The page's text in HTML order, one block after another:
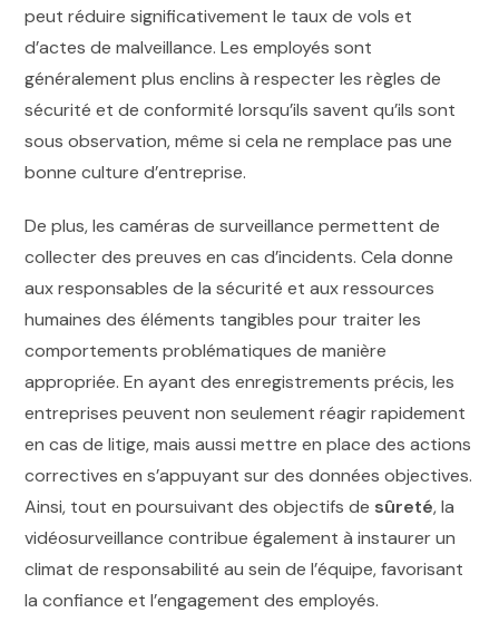
peut réduire significativement le taux de vols et
d’actes de malveillance. Les employés sont
généralement plus enclins à respecter les règles de
sécurité et de conformité lorsqu’ils savent qu’ils sont
sous observation, même si cela ne remplace pas une
bonne culture d’entreprise.
De plus, les caméras de surveillance permettent de
collecter des preuves en cas d’incidents. Cela donne
aux responsables de la sécurité et aux ressources
humaines des éléments tangibles pour traiter les
comportements problématiques de manière
appropriée. En ayant des enregistrements précis, les
entreprises peuvent non seulement réagir rapidement
en cas de litige, mais aussi mettre en place des actions
correctives en s’appuyant sur des données objectives.
Ainsi, tout en poursuivant des objectifs de sûreté, la
vidéosurveillance contribue également à instaurer un
climat de responsabilité au sein de l’équipe, favorisant
la confiance et l’engagement des employés.